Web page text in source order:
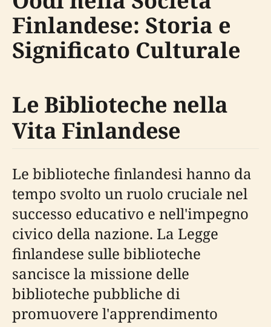
Finlandese: Storia e
Significato Culturale
Le Biblioteche nella
Vita Finlandese
Le biblioteche finlandesi hanno da
tempo svolto un ruolo cruciale nel
successo educativo e nell'impegno
civico della nazione. La Legge
finlandese sulle biblioteche
sancisce la missione delle
biblioteche pubbliche di
promuovere l'apprendimento